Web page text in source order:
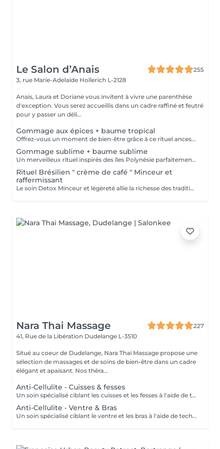
Le Salon d’Anais
255
3, rue Marie-Adelaïde Hollerich L-2128
Anais, Laura et Doriane vous invitent à vivre une parenthèse
d'exception. Vous serez accueillis dans un cadre raffiné et feutré
pour y passer un déli...
Gommage aux épices + baume tropical
Offrez-vous un moment de bien-être grâce à ce rituel ancestral inspiré des recettes de beauté et soins de l'île de Java. Laissez-vous transporter par les délicates senteurs de ce soin énergisant à base d'épices et de sels de mer, et retrouvez une douce et satiné.
Gommage sublime + baume sublime
Un merveilleux rituel inspirés des îles Polynésie parfaitement adapté aux peaux même les plus sensibles. Cette préparation traditionnelle de Monoï, à base de fleurs de Tiaré macérées, de sucre, de poudre de noix de coco et de fruits de Noni, régénère la peau et éveille l'esprit.
Rituel Brésilien " crème de café " Minceur et
raffermissant
Le soin Detox Minceur et légèreté allie la richesse des traditions et pharmacopées brésiliennes et indiennes. Les mouvements vont, de façon alternatives, oxygéner et les drainer les tissus afin de raffermir et detoxifier le corps et le mental. Ce soin est pratiqué avec la Crème de Café Minceur, l'Huile Ayurvédique et un enveloppement personnalisé. * Possibilité de faire un abonnement 5+ 1 offert
Nara Thai Massage
227
41, Rue de la Libération Dudelange L-3510
Situé au coeur de Dudelange, Nara Thai Massage propose une
sélection de massages et de soins de bien-être dans un cadre
élégant et apaisant. Nos théra...
Anti-Cellulite - Cuisses & fesses
Un soin spécialisé ciblant les cuisses et les fesses à l'aide de techniques de massage intensives destinées à stimuler la circulation et à agir sur les tissus sous-jacents. Ce traitement contribue à améliorer l'apparence de la peau, à soutenir la tonicité des tissus et à procurer une sensation de peau plus lisse et revitalisée.
Anti-Cellulite - Ventre & Bras
Un soin spécialisé ciblant le ventre et les bras à l'aide de techniques de massage ciblées destinées à stimuler la circulation et à soutenir l'apparence naturelle de la peau. Ce traitement intensif aide à améliorer la tonicité des tissus, affiner le grain de peau et laisser la peau plus souple, plus douce et agréablement rafraîchie.